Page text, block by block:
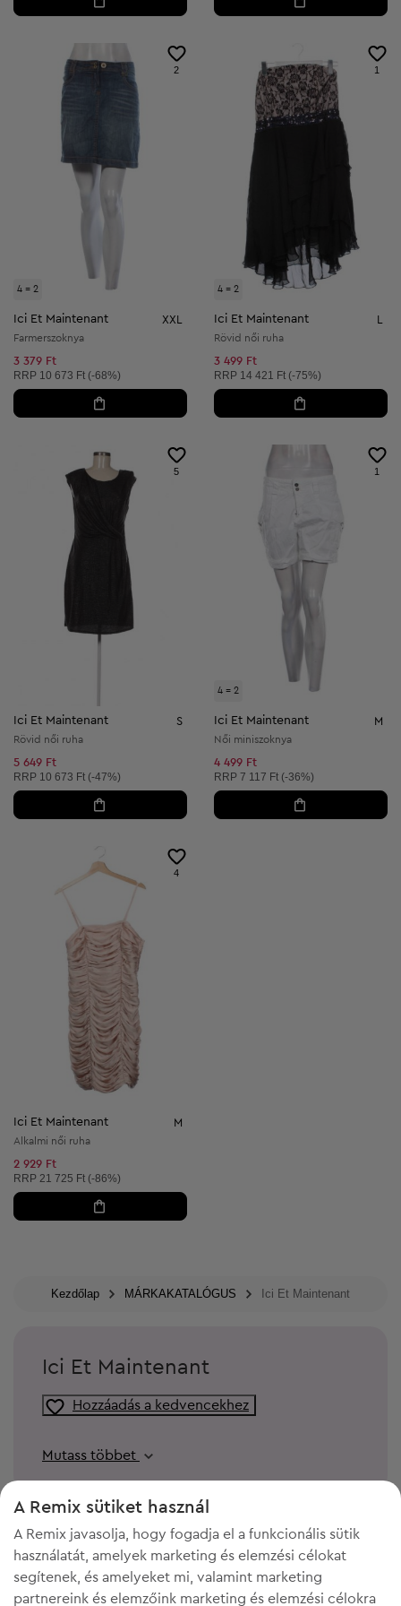
4 = 2
2
Ici Et Maintenant XXL
Farmerszoknya
3 379 Ft
Ajánlott ár:
RRP 10 673 Ft (-68%)
4 = 2
1
Ici Et Maintenant L
Rövid női ruha
3 499 Ft
Ajánlott ár:
RRP 14 421 Ft (-75%)
5
Ici Et Maintenant S
Rövid női ruha
5 649 Ft
Ajánlott ár:
RRP 10 673 Ft (-47%)
4 = 2
1
Ici Et Maintenant M
Női miniszoknya
4 499 Ft
Ajánlott ár:
RRP 7 117 Ft (-36%)
4
Ici Et Maintenant M
Alkalmi női ruha
2 929 Ft
Ajánlott ár:
RRP 21 725 Ft (-86%)
Kezdőlap MÁRKAKATALÓGUS Ici Et Maintenant
Ici Et Maintenant
Hozzáadás a kedvencekhez
Mutass többet
A Remix sütiket használ
A Remix javasolja, hogy fogadja el a funkcionális sütik
használatát, amelyek marketing és elemzési célokat
segítenek, és amelyeket mi, valamint marketing
partnereink és elemzőink marketing és elemzési célokra